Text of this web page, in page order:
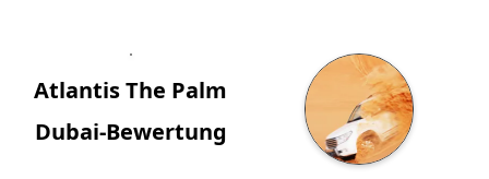
Atlantis The Palm
Dubai-Bewertung